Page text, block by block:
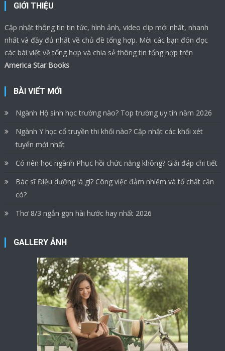
GIỚI THIỆU
Cập nhật thông tin tin tức, hình ảnh, video clip mới nhất, nhanh
nhất và đầy đủ nhất về chủ đề tổng hợp. Mời các bạn đón đọc
các bài viết về tổng hợp và chia sẻ thông tin tổng hợp trên
America Star Books
BÀI VIẾT MỚI
Ngành Hộ sinh học trường nào? Top trường uy tín năm 2026
Ngành Y học cổ truyền thi khối nào? Cập nhật các khối xét
tuyển mới nhất
Có nên học ngành Phục hồi chức năng không? Giải đáp chi tiết
Bác sĩ Điều dưỡng là gì? Công việc đảm nhiệm và tố chất cần
có?
Thơ 8/3 ngắn gọn hài hước hay nhất 2026
GALLERY ẢNH